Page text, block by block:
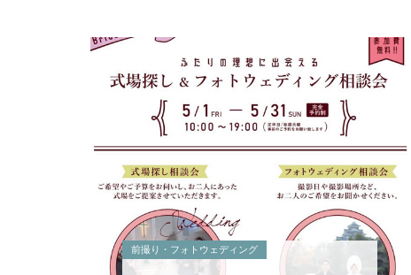
前撮り・フォトウェディング